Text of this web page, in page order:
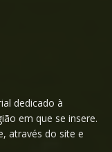
dedicado à
em que se insere.
através do site e